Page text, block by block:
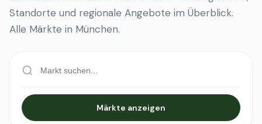
Standorte und regionale Angebote im Überblick.
Alle Märkte in München.
Märkte anzeigen